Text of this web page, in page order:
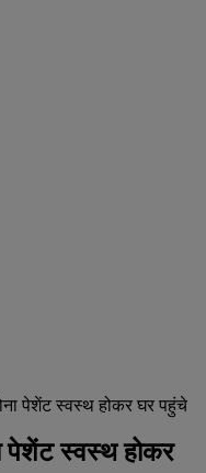
पेशेंट स्वस्थ होकर घर पहुंचे
पेशेंट स्वस्थ होकर